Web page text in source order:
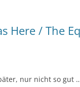
Here / The
nur nicht so gut